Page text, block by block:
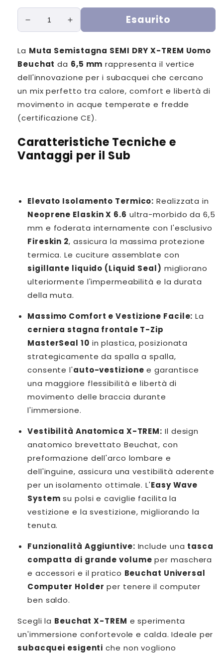
non
disponibile
Diminuisci
quantità
SD
X-
Ttreme
Aumenta
quantità
per
SD
X-
Ttreme
Esaurito
La Muta Semistagna SEMI DRY X-TREM Uomo
Beuchat da 6,5 mm rappresenta il vertice
dell'innovazione per i subacquei che cercano
un mix perfetto tra calore, comfort e libertà di
movimento in acque temperate e fredde
(certificazione CE).
Caratteristiche Tecniche e
Vantaggi per il Sub
Elevato Isolamento Termico: Realizzata in
Neoprene Elaskin X 6.6 ultra-morbido da 6,5
mm e foderata internamente con l'esclusivo
Fireskin 2, assicura la massima protezione
termica. Le cuciture assemblate con
sigillante liquido (Liquid Seal) migliorano
ulteriormente l'impermeabilità e la durata
della muta.
Massimo Comfort e Vestizione Facile: La
cerniera stagna frontale T-Zip
MasterSeal 10 in plastica, posizionata
strategicamente da spalla a spalla,
consente l'auto-vestizione e garantisce
una maggiore flessibilità e libertà di
movimento delle braccia durante
l'immersione.
Vestibilità Anatomica X-TREM: Il design
anatomico brevettato Beuchat, con
preformazione dell'arco lombare e
dell'inguine, assicura una vestibilità aderente
per un isolamento ottimale. L'Easy Wave
System su polsi e caviglie facilita la
vestizione e la svestizione, migliorando la
tenuta.
Funzionalità Aggiuntive: Include una tasca
compatta di grande volume per maschera
e accessori e il pratico Beuchat Universal
Computer Holder per tenere il computer
ben saldo.
Scegli la Beuchat X-TREM e sperimenta
un'immersione confortevole e calda. Ideale per
subacquei esigenti che non vogliono